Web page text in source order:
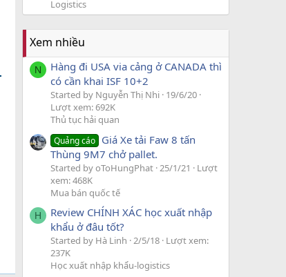
Logistics
Xem nhiều
N
Hàng đi USA via cảng ở CANADA thì
có cần khai ISF 10+2
Started by Nguyễn Thị Nhi 19/6/20
Lượt xem: 692K
Thủ tục hải quan
Quảng cáo Giá Xe tải Faw 8 tấn
Thùng 9M7 chở pallet.
Started by oToHungPhat 25/1/21
Lượt
xem: 468K
Mua bán quốc tế
H
Review CHÍNH XÁC học xuất nhập
khẩu ở đâu tốt?
Started by Hà Linh 2/5/18 Lượt xem:
237K
Học xuất nhập khẩu-logistics